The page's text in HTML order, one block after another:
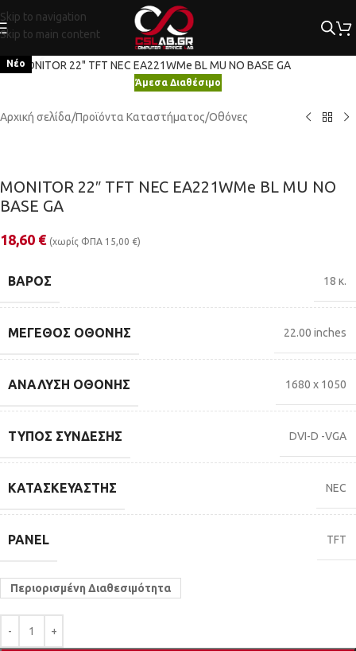
Skip to navigation
Skip to main content
Νέο
Κλικ για μεγέθυνση
Άμεσα Διαθέσιμο
Αρχική σελίδα/Προϊόντα Καταστήματος/Οθόνες
MONITOR 22″ TFT NEC EA221WMe BL MU NO
BASE GA
18,60 € (χωρίς ΦΠΑ 15,00 €)
ΒΆΡΟΣ 18 κ.
ΜΈΓΕΘΟΣ ΟΘΌΝΗΣ 22.00 inches
ΑΝΆΛΥΣΗ ΟΘΌΝΗΣ 1680 x 1050
ΤΎΠΟΣ ΣΎΝΔΕΣΗΣ DVI-D -VGA
ΚΑΤΑΣΚΕΥΑΣΤΉΣ NEC
PANEL TFT
Περιορισμένη Διαθεσιμότητα